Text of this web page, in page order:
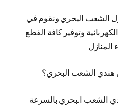
الشعب البحري ونقوم في
وتوفير كافة القطع
المنازل
هندي الشعب البحري؟
الشعب البحري بالسرعة